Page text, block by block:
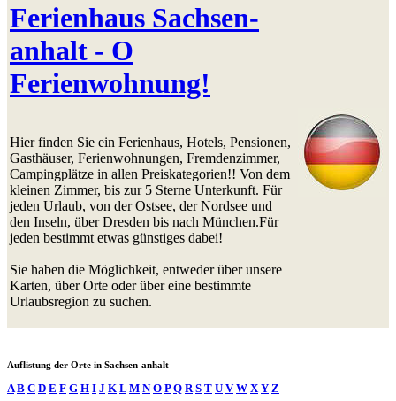
Ferienhaus Sachsen-
anhalt - O
Ferienwohnung!
Hier finden Sie ein Ferienhaus, Hotels, Pensionen,
Gasthäuser, Ferienwohnungen, Fremdenzimmer,
Campingplätze in allen Preiskategorien!! Von dem
kleinen Zimmer, bis zur 5 Sterne Unterkunft. Für
jeden Urlaub, von der Ostsee, der Nordsee und
den Inseln, über Dresden bis nach München.Für
jeden bestimmt etwas günstiges dabei!
Sie haben die Möglichkeit, entweder über unsere
Karten, über Orte oder über eine bestimmte
Urlaubsregion zu suchen.
Auflistung der Orte in Sachsen-anhalt
A B C D E F G H I J K L M N O P Q R S T U V W X Y Z